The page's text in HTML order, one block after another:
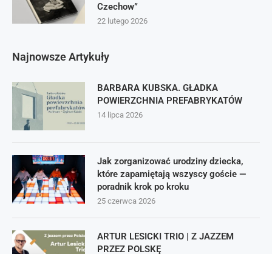
Czechow”
22 lutego 2026
Najnowsze Artykuły
BARBARA KUBSKA. GŁADKA
POWIERZCHNIA PREFABRYKATÓW
14 lipca 2026
Jak zorganizować urodziny dziecka,
które zapamiętają wszyscy goście —
poradnik krok po kroku
25 czerwca 2026
ARTUR LESICKI TRIO | Z JAZZEM
PRZEZ POLSKĘ